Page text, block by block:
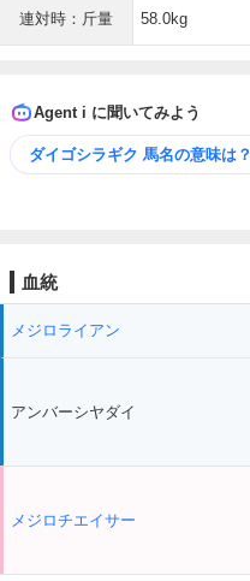
連対時：斤量 58.0kg
Agent i に聞いてみよう
ダイゴシラギク 馬名の意味は？
血統
メジロライアン
アンバーシヤダイ
メジロチエイサー